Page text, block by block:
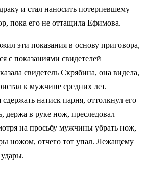
и стал наносить потерпевшему
пока его не оттащила Ефимова.
эти показания в основу приговора,
с показаниями свидетелей
свидетель Скрябина, она видела,
к мужчине средних лет.
натиск парня, оттолкнул его
держа в руке нож, преследовал
на просьбу мужчины убрать нож,
ножом, отчего тот упал. Лежащему